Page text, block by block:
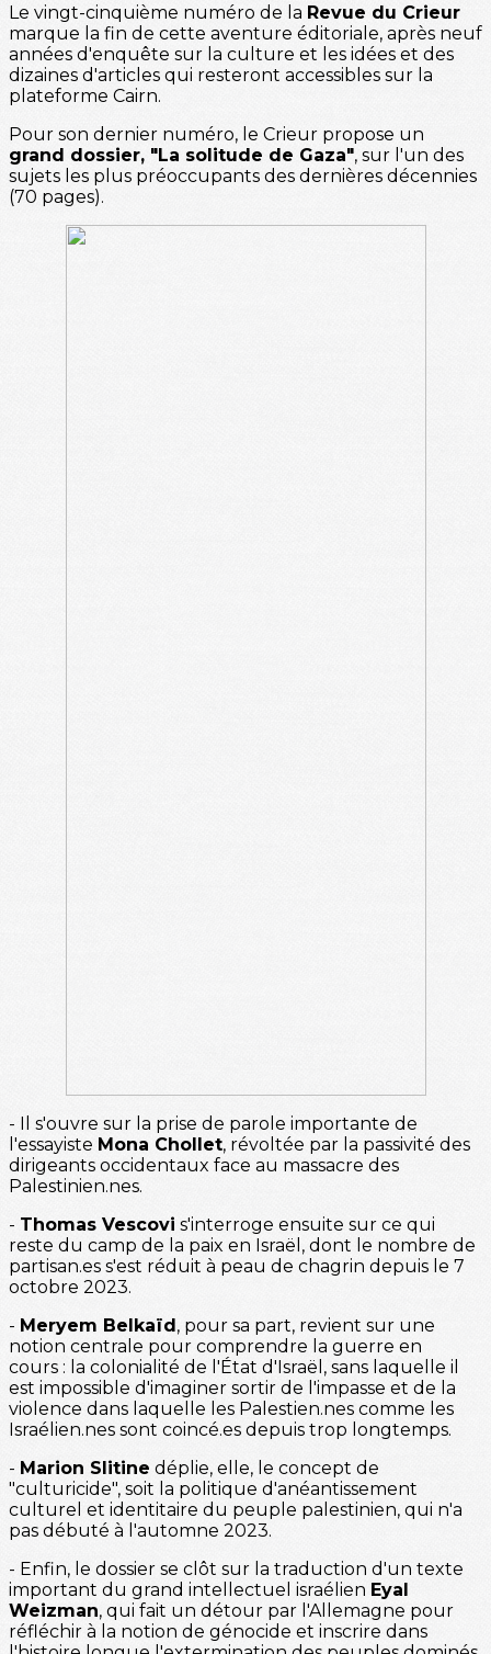
Le vingt-cinquième numéro de la Revue du Crieur
marque la fin de cette aventure éditoriale, après neuf
années d'enquête sur la culture et les idées et des
dizaines d'articles qui resteront accessibles sur la
plateforme Cairn.
Pour son dernier numéro, le Crieur propose un
grand dossier, "La solitude de Gaza", sur l'un des
sujets les plus préoccupants des dernières décennies
(70 pages).
- Il s'ouvre sur la prise de parole importante de
l'essayiste Mona Chollet, révoltée par la passivité des
dirigeants occidentaux face au massacre des
Palestinien.nes.
- Thomas Vescovi s'interroge ensuite sur ce qui
reste du camp de la paix en Israël, dont le nombre de
partisan.es s'est réduit à peau de chagrin depuis le 7
octobre 2023.
- Meryem Belkaïd, pour sa part, revient sur une
notion centrale pour comprendre la guerre en
cours : la colonialité de l'État d'Israël, sans laquelle il
est impossible d'imaginer sortir de l'impasse et de la
violence dans laquelle les Palestien.nes comme les
Israélien.nes sont coincé.es depuis trop longtemps.
- Marion Slitine déplie, elle, le concept de
"culturicide", soit la politique d'anéantissement
culturel et identitaire du peuple palestinien, qui n'a
pas débuté à l'automne 2023.
- Enfin, le dossier se clôt sur la traduction d'un texte
important du grand intellectuel israélien Eyal
Weizman, qui fait un détour par l'Allemagne pour
réfléchir à la notion de génocide et inscrire dans